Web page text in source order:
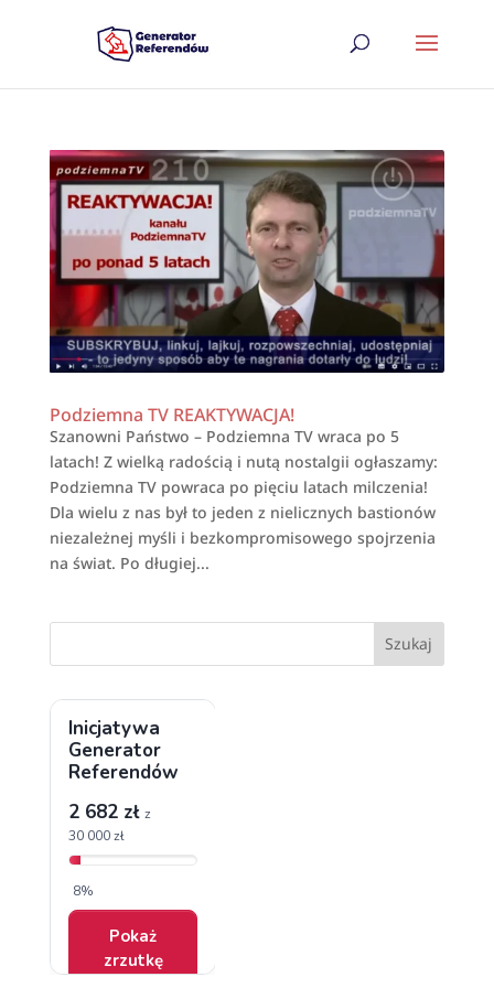
Podziemna TV REAKTYWACJA!
Szanowni Państwo – Podziemna TV wraca po 5
latach! Z wielką radością i nutą nostalgii ogłaszamy:
Podziemna TV powraca po pięciu latach milczenia!
Dla wielu z nas był to jeden z nielicznych bastionów
niezależnej myśli i bezkompromisowego spojrzenia
na świat. Po długiej...
Szukaj